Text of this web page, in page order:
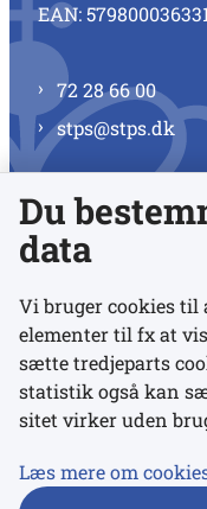
EAN:
72 28 66 00
stps@stps.dk
Se alle
Links
Udgivelser
Du
data
Vi bruger cookies til
elementer til fx at
sætte tredjeparts
statistik også kan
sitet virker uden
Læs mere om